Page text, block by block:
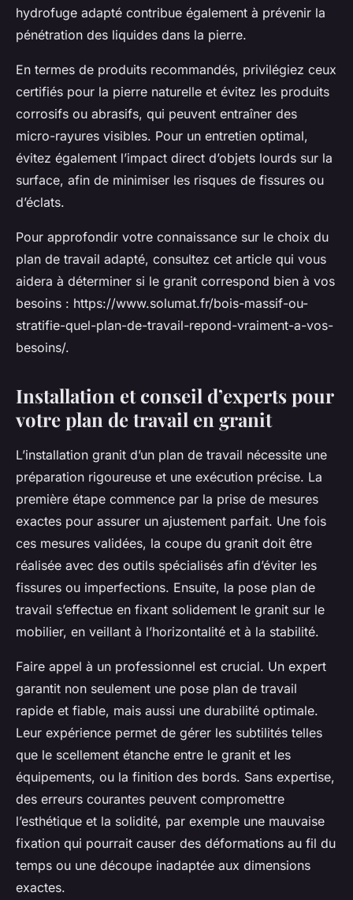
hydrofuge adapté contribue également à prévenir la
pénétration des liquides dans la pierre.
En termes de produits recommandés, privilégiez ceux
certifiés pour la pierre naturelle et évitez les produits
corrosifs ou abrasifs, qui peuvent entraîner des
micro-rayures visibles. Pour un entretien optimal,
évitez également l’impact direct d’objets lourds sur la
surface, afin de minimiser les risques de fissures ou
d’éclats.
Pour approfondir votre connaissance sur le choix du
plan de travail adapté, consultez cet article qui vous
aidera à déterminer si le granit correspond bien à vos
besoins : https://www.solumat.fr/bois-massif-ou-
stratifie-quel-plan-de-travail-repond-vraiment-a-vos-
besoins/.
Installation et conseil d’experts pour
votre plan de travail en granit
L’installation granit d’un plan de travail nécessite une
préparation rigoureuse et une exécution précise. La
première étape commence par la prise de mesures
exactes pour assurer un ajustement parfait. Une fois
ces mesures validées, la coupe du granit doit être
réalisée avec des outils spécialisés afin d’éviter les
fissures ou imperfections. Ensuite, la pose plan de
travail s’effectue en fixant solidement le granit sur le
mobilier, en veillant à l’horizontalité et à la stabilité.
Faire appel à un professionnel est crucial. Un expert
garantit non seulement une pose plan de travail
rapide et fiable, mais aussi une durabilité optimale.
Leur expérience permet de gérer les subtilités telles
que le scellement étanche entre le granit et les
équipements, ou la finition des bords. Sans expertise,
des erreurs courantes peuvent compromettre
l’esthétique et la solidité, par exemple une mauvaise
fixation qui pourrait causer des déformations au fil du
temps ou une découpe inadaptée aux dimensions
exactes.